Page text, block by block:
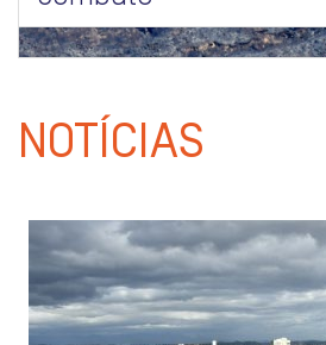
NOTÍCIAS